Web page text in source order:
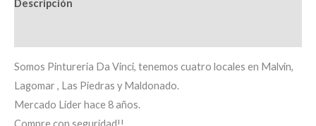
Descripción
Somos Pintureria Da Vinci, tenemos cuatro locales en Malvin,
Lagomar , Las Piedras y Maldonado.
Mercado Lider hace 8 años.